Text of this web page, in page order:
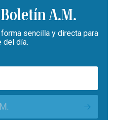
Boletín A.M.
sencilla y directa para
del día.